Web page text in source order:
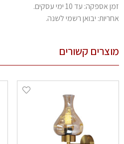
עד 10 ימי עסקים.
יבואן רשמי לשנה.
קשורים